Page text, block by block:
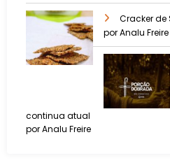
Cracker de
por Analu Freire
continua atual
por Analu Freire